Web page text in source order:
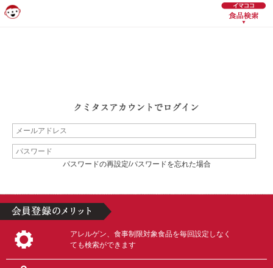
パスワードの再設定/パスワードを忘れた場合
アレルゲン、食事制限対象食品を毎回設定しなく
ても検索ができます